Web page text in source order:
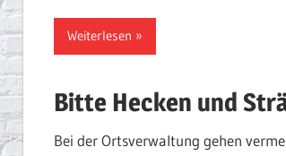
Weiterlesen
Bitte Hecken und
Bei der Ortsverwaltung gehen